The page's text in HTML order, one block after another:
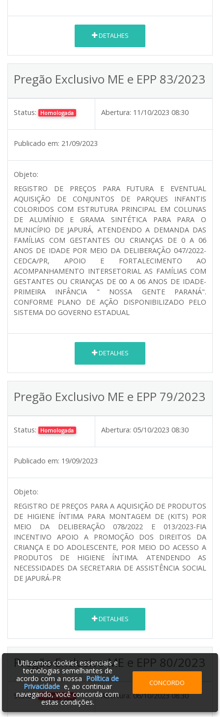
DETALHES
Pregão Exclusivo ME e EPP 83/2023
Status: Homologada Abertura: 11/10/2023 08:30
Publicado em: 21/09/2023
Objeto:
REGISTRO DE PREÇOS PARA FUTURA E EVENTUAL
AQUISIÇÃO DE CONJUNTOS DE PARQUES INFANTIS
COLORIDOS COM ESTRUTURA PRINCIPAL EM COLUNAS
DE ALUMÍNIO E GRAMA SINTÉTICA PARA PARA O
MUNICÍPIO DE JAPURÁ, ATENDENDO A DEMANDA DAS
FAMÍLIAS COM GESTANTES OU CRIANÇAS DE 0 A 06
ANOS DE IDADE POR MEIO DA DELIBERAÇÃO 047/2022-
CEDCA/PR, APOIO E FORTALECIMENTO AO
ACOMPANHAMENTO INTERSETORIAL AS FAMÍLIAS COM
GESTANTES OU CRIANÇAS DE 00 A 06 ANOS DE IDADE-
PRIMEIRA INFÂNCIA " NOSSA GENTE PARANÁ".
CONFORME PLANO DE AÇÃO DISPONIBILIZADO PELO
SISTEMA DO GOVERNO ESTADUAL
DETALHES
Pregão Exclusivo ME e EPP 79/2023
Status: Homologada Abertura: 05/10/2023 08:30
Publicado em: 19/09/2023
Objeto:
REGISTRO DE PREÇOS PARA A AQUISIÇÃO DE PRODUTOS
DE HIGIENE ÍNTIMA PARA MONTAGEM DE (KITS) POR
MEIO DA DELIBERAÇÃO 078/2022 E 013/2023-FIA
INCENTIVO APOIO A PROMOÇÃO DOS DIREITOS DA
CRIANÇA E DO ADOLESCENTE, POR MEIO DO ACESSO A
PRODUTOS DE HIGIENE ÍNTIMA. ATENDENDO AS
NECESSIDADES DA SECRETARIA DE ASSISTÊNCIA SOCIAL
DE JAPURÁ-PR
DETALHES
Pregão Exclusivo ME e EPP 80/2023
Status: Homologada Abertura: 06/10/2023 08:30
Utilizamos cookies essenciais e
tecnologias semelhantes de
acordo com a nossa Política de
Privacidadee, ao continuar
navegando, você concorda com
estas condições.
CONCORDO